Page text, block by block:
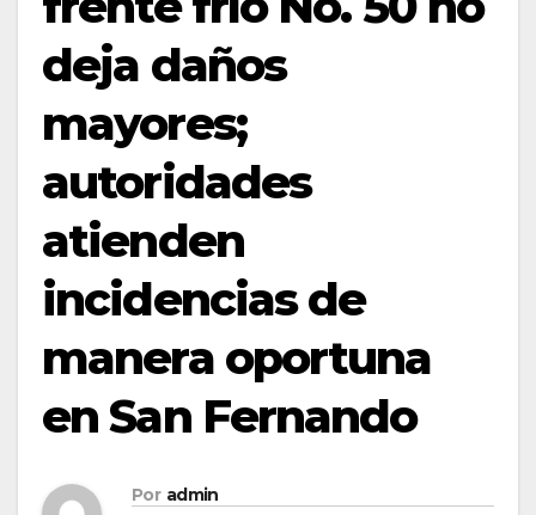
deja daños
mayores;
autoridades
atienden
incidencias de
manera oportuna
en San Fernando
Por admin